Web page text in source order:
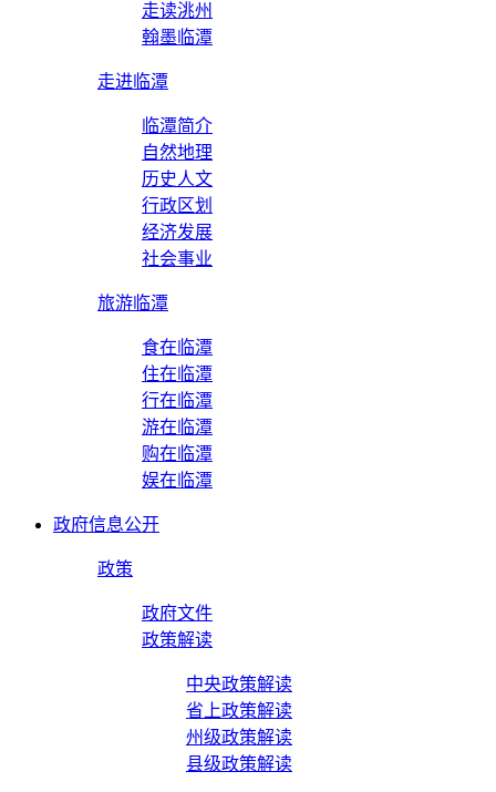
走读洮州
翰墨临潭
走进临潭
临潭简介
自然地理
历史人文
行政区划
经济发展
社会事业
旅游临潭
食在临潭
住在临潭
行在临潭
游在临潭
购在临潭
娱在临潭
政府信息公开
政策
政府文件
政策解读
中央政策解读
省上政策解读
州级政策解读
县级政策解读